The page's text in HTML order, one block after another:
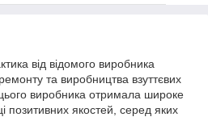
від відомого виробника
та виробництва взуттєвих
виробника отримала широке
позитивних якостей, серед яких